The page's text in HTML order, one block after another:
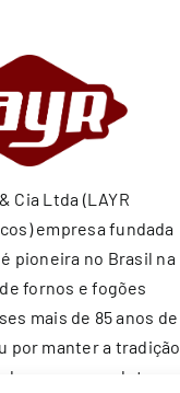
Cia Ltda (LAYR
empresa fundada
é pioneira no Brasil na
fornos e fogões
mais de 85 anos de
por manter a tradição
de nossos produtos